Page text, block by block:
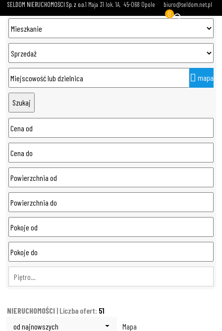
SELDOM NIERUCHOMOŚCI Sp. z o.o.1 Maja 31 lok. 1A 45-068 Opole biuro@seldom.net.pl
0
mapa
Piętro…
NIERUCHOMOŚCI | Liczba ofert: 51
od najnowszych
Mapa